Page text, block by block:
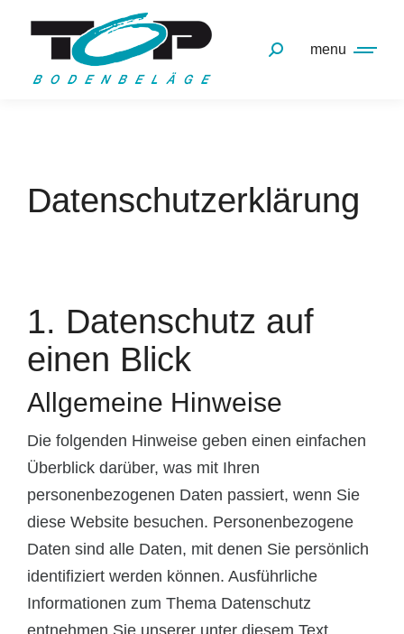
menu
Datenschutzerklärung
1. Datenschutz auf
einen Blick
Allgemeine Hinweise
Die folgenden Hinweise geben einen einfachen
Überblick darüber, was mit Ihren
personenbezogenen Daten passiert, wenn Sie
diese Website besuchen. Personenbezogene
Daten sind alle Daten, mit denen Sie persönlich
identifiziert werden können. Ausführliche
Informationen zum Thema Datenschutz
entnehmen Sie unserer unter diesem Text